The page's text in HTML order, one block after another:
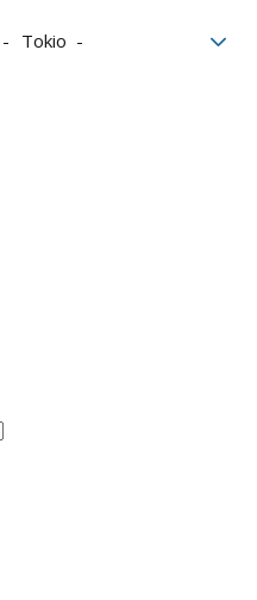
Tokio